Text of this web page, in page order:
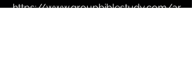
https://www.groupbiblestudy.com/ar